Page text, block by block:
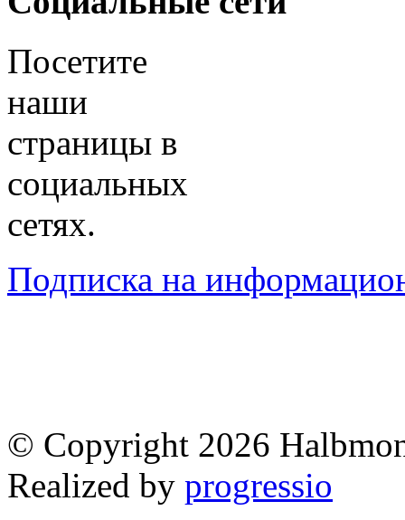
Посетите
наши
страницы в
социальных
сетях.
Подписка на
© Copyright 2026
Realized by progressio